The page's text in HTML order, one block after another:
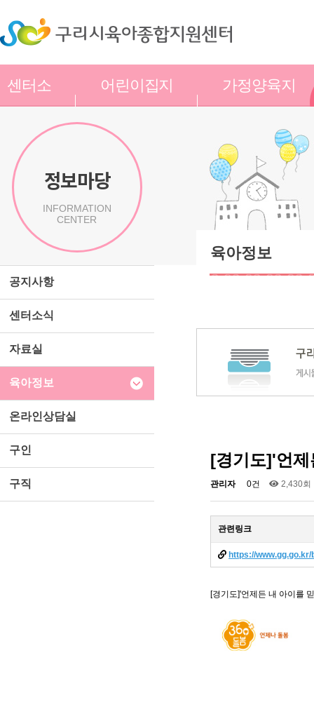
센터소
어린이집지
가정양육지
정보마당
INFORMATION
CENTER
공지사항
센터소식
자료실
육아정보
온라인상담실
구인
구직
육아정보
[경기도]'언제
관리자 0건 2,430회
관련링크
https://
[경기도]'언제든 내 아이를